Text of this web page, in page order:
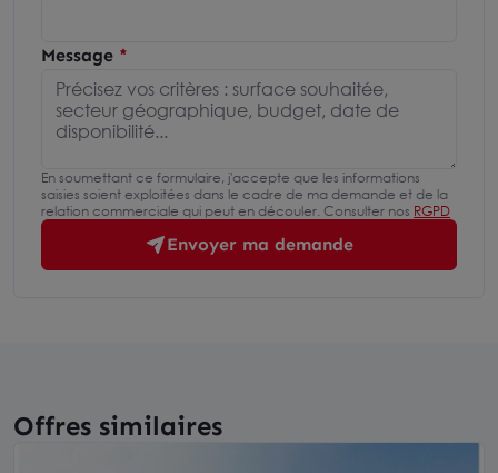
Message
En soumettant ce formulaire, j'accepte que les informations
saisies soient exploitées dans le cadre de ma demande et de la
relation commerciale qui peut en découler. Consulter nos RGPD
Envoyer ma demande
Offres similaires